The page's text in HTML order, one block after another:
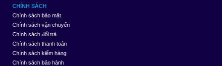
CHÍNH SÁCH
Chính sách bảo mật
Chính sách vận chuyển
Chính sách đổi trả
Chính sách thanh toán
Chính sách kiểm hàng
Chính sách bảo hành